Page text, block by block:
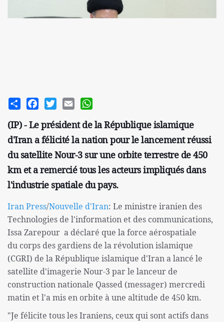
Share FacebookTwitterEmail
(IP) - Le président de la République islamique
d'Iran a félicité la nation pour le lancement réussi
du satellite Nour-3 sur une orbite terrestre de 450
km et a remercié tous les acteurs impliqués dans
l'industrie spatiale du pays.
Iran Press/Nouvelle d'Iran: Le ministre iranien des
Technologies de l'information et des communications,
Issa Zarepour a déclaré que la force aérospatiale
du corps des gardiens de la révolution islamique
(CGRI) de la République islamique d'Iran a lancé le
satellite d'imagerie Nour-3 par le lanceur de
construction nationale Qassed (messager) mercredi
matin et l'a mis en orbite à une altitude de 450 km.
"Je félicite tous les Iraniens, ceux qui sont actifs dans